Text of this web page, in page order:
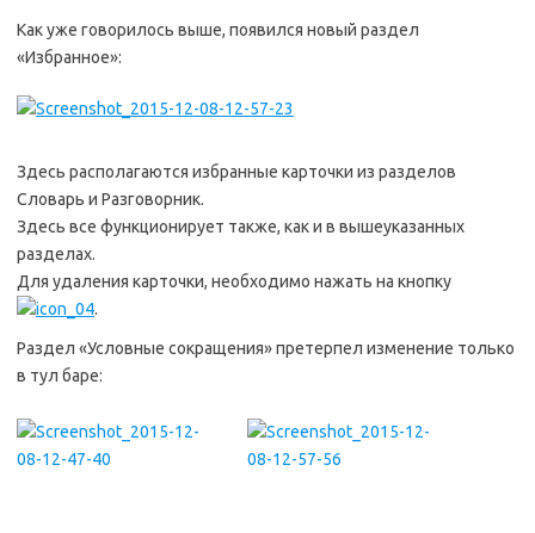
Как уже говорилось выше, появился новый раздел
«Избранное»:
Здесь располагаются избранные карточки из разделов
Словарь и Разговорник.
Здесь все функционирует также, как и в вышеуказанных
разделах.
Для удаления карточки, необходимо нажать на кнопку
.
Раздел «Условные сокращения» претерпел изменение только
в тул баре: